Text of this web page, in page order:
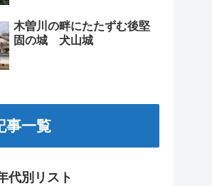
木曽川の畔にたたずむ後堅
固の城 犬山城
事一覧
代別リスト